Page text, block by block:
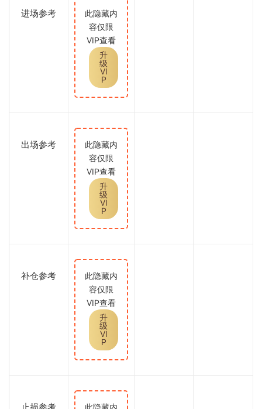
进场参考
此隐藏内
容仅限
VIP查看
升
级
VI
P
出场参考
此隐藏内
容仅限
VIP查看
升
级
VI
P
补仓参考
此隐藏内
容仅限
VIP查看
升
级
VI
P
此隐藏内